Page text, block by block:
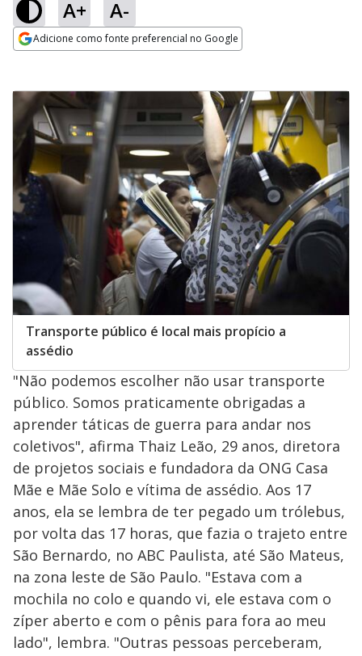
A+ A-
Adicione como fonte preferencial no Google
Transporte público é local mais propício a
assédio
"Não podemos escolher não usar transporte
público. Somos praticamente obrigadas a
aprender táticas de guerra para andar nos
coletivos", afirma Thaiz Leão, 29 anos, diretora
de projetos sociais e fundadora da ONG Casa
Mãe e Mãe Solo e vítima de assédio. Aos 17
anos, ela se lembra de ter pegado um trólebus,
por volta das 17 horas, que fazia o trajeto entre
São Bernardo, no ABC Paulista, até São Mateus,
na zona leste de São Paulo. "Estava com a
mochila no colo e quando vi, ele estava com o
zíper aberto e com o pênis para fora ao meu
lado", lembra. "Outras pessoas perceberam,